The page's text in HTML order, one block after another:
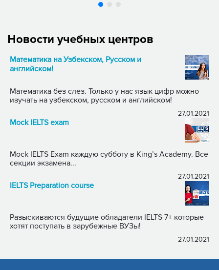
Новости учебных центров
Математика на Узбекском, Русском и
английском!
Математика без слез. Только у нас язык цифр можно
изучать на узбекском, русском и английском!
27.01.2021
Mock IELTS exam
Mock IELTS Exam каждую субботу в King’s Academy. Все
секции экзамена...
27.01.2021
IELTS Preparation course
Разыскиваются будущие обладатели IELTS 7+ которые
хотят поступать в зарубежные ВУЗы!
27.01.2021